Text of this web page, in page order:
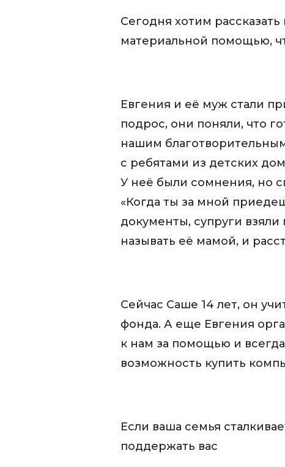
Сегодня хотим
материальной помощью,
Евгения и её муж стали
подрос, они поняли, что
нашим
с ребятами из детских
У неё были сомнения, но
«Когда ты за мной
документы, супруги
называть её мамой, и
Сейчас Саше 14 лет, он
фонда. А еще Евгения
к нам за помощью и
возможность купить
Если ваша семья
поддержать вас